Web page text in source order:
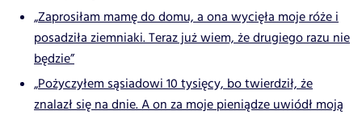
„Zaprosiłam mamę do domu, a ona wycięła moje róże i
posadziła ziemniaki. Teraz już wiem, że drugiego razu nie
będzie”
„Pożyczyłem sąsiadowi 10 tysięcy, bo twierdził, że
znalazł się na dnie. A on za moje pieniądze uwiódł moją